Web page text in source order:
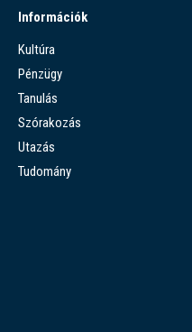
Információk
Kultúra
Pénzügy
Tanulás
Szórakozás
Utazás
Tudomány